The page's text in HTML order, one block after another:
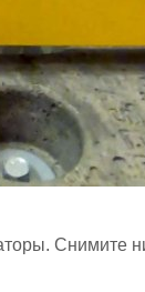
Снимите